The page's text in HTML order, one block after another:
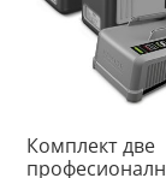
Комплект две